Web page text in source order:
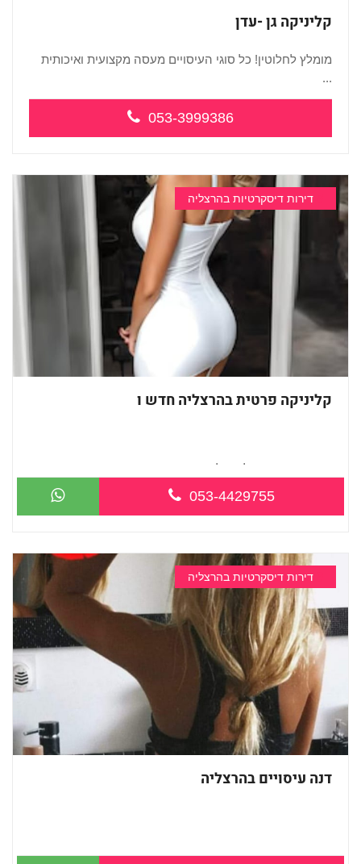
קליניקה גן -עדן
מומלץ לחלוטין! כל סוגי העיסויים מעסה מקצועית ואיכותית
...
053-3999386
דירות דיסקרטיות בהרצליה
קליניקה פרטית בהרצליה חדש ו
חדש חדש-בהרצליה כל סוגי העיסויים מעסה...
053-4429755
דירות דיסקרטיות בהרצליה
דנה עיסויים בהרצליה